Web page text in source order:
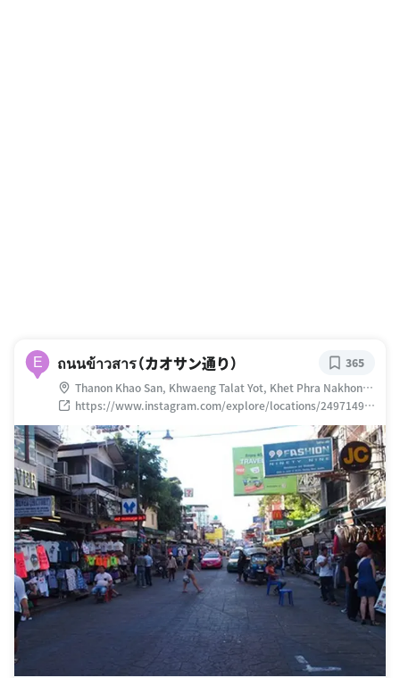
E ถนนข้าวสาร（カオサン通り）
Thanon Khao San, Khwaeng Talat Yot, Khet Phra Nakhon,
Krung Thep Maha Nakhon 10200 タイ
https://www.instagram.com/explore/locations/24971492
365